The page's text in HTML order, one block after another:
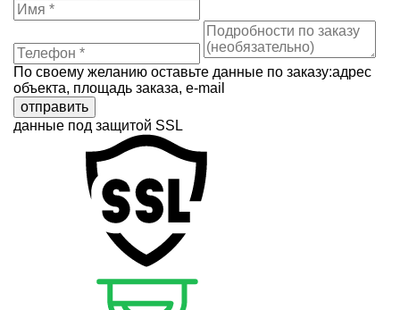
По своему желанию оставьте данные по заказу:адрес
объекта, площадь заказа, e-mail
отправить
данные под защитой SSL